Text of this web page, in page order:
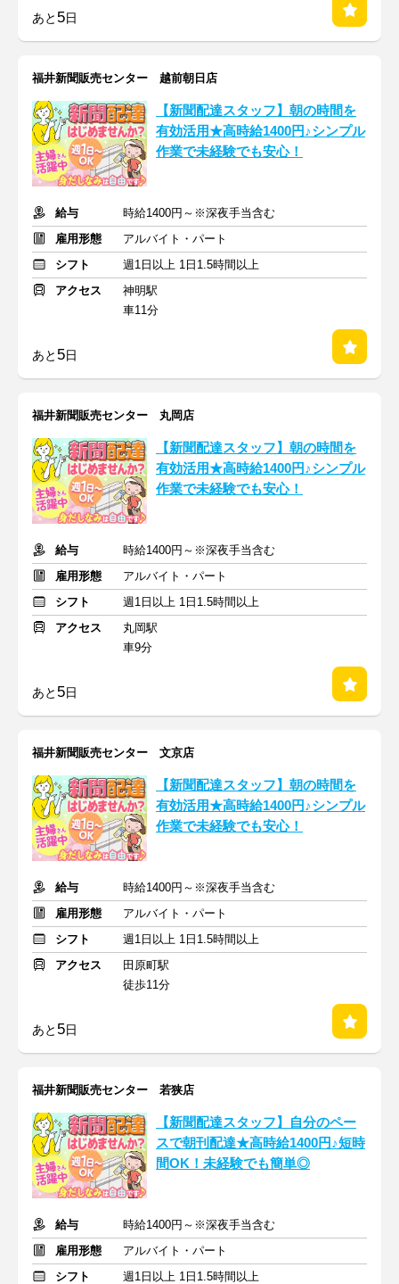
あと 5日
福井新聞販売センター 越前朝日店
【新聞配達スタッフ】朝の時間を
有効活用★高時給1400円♪シンプル
作業で未経験でも安心！
給与
時給1400円～※深夜手当含む
雇用形態
アルバイト・パート
シフト
週1日以上 1日1.5時間以上
アクセス
神明駅
車11分
あと 5日
福井新聞販売センター 丸岡店
【新聞配達スタッフ】朝の時間を
有効活用★高時給1400円♪シンプル
作業で未経験でも安心！
給与
時給1400円～※深夜手当含む
雇用形態
アルバイト・パート
シフト
週1日以上 1日1.5時間以上
アクセス
丸岡駅
車9分
あと 5日
福井新聞販売センター 文京店
【新聞配達スタッフ】朝の時間を
有効活用★高時給1400円♪シンプル
作業で未経験でも安心！
給与
時給1400円～※深夜手当含む
雇用形態
アルバイト・パート
シフト
週1日以上 1日1.5時間以上
アクセス
田原町駅
徒歩11分
あと 5日
福井新聞販売センター 若狭店
【新聞配達スタッフ】自分のペー
スで朝刊配達★高時給1400円♪短時
間OK！未経験でも簡単◎
給与
時給1400円～※深夜手当含む
雇用形態
アルバイト・パート
シフト
週1日以上 1日1.5時間以上